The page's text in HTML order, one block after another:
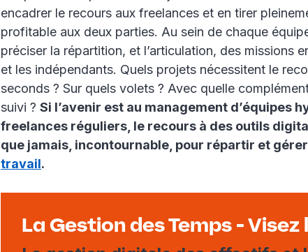
encadrer le recours aux freelances et en tirer
profitable aux deux parties. Au sein de chaque
préciser la répartition, et l’articulation, des missions
et les indépendants. Quels projets nécessitent le
seconds ? Sur quels volets ? Avec quelle
suivi ? Si l’avenir est au management d’équipes
freelances réguliers, le recours à des outils
que jamais, incontournable, pour répartir et
travail.
La Gestion des Temps -